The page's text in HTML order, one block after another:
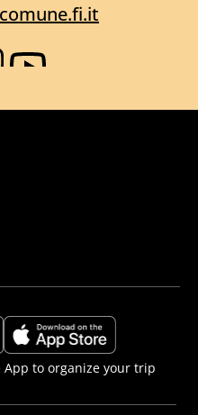
YouTube
store/apps/details?
https://apps.apple.com/it/app/
App to organize your trip